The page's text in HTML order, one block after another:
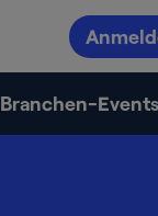
Branchen-Events